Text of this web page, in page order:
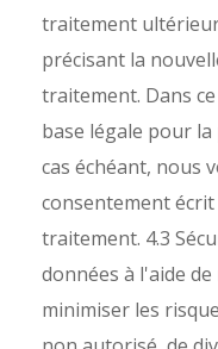
traitement
précisant la
traitement. Dans
base légale pour
cas échéant, nous
consentement
traitement. 4.3
données à l'aide
minimiser les